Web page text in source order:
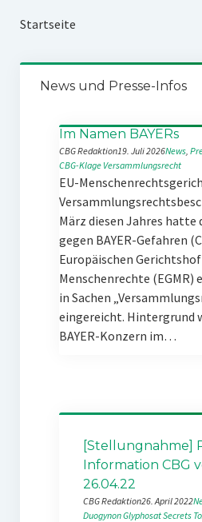
Startseite
News und Presse-Infos
Im Namen BAYERs
CBG Redaktion19. Juli 2026News,
CBG-Klage Versammlungsrecht
EU-
März diesen Jahres hatte
gegen BAYER-Gefahren
Europäischen
Menschenrechte (EGMR)
in Sachen
eingereicht. Hintergrund
BAYER-Konzern im…
[Stellungnahme]
Information CBG
26.04.22
CBG Redaktion26. April 2022
DuogynonGlyphosatSecrets